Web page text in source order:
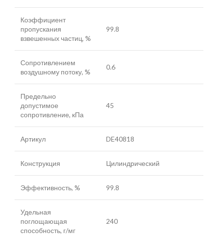
Коэффициент
пропускания
взвешенных частиц, %
99.8
Сопротивлением
воздушному потоку, %
0.6
Предельно
допустимое
сопротивление, кПа
45
Артикул DE40818
Конструкция Цилиндрический
Эффективность, % 99.8
Удельная
поглощающая
способность, г/мг
240